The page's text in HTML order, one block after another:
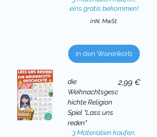
eins gratis bekommen!
inkl. MwSt.
in den Warenkorb
die
Weihnachtsgesc
hichte Religion
Spiel "Lass uns
reden"
Preis
2,99 €
3 Materialien kaufen,